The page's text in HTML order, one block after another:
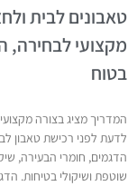
טאבונים לבית
מקצועי לבחירה,
בטוח
המדריך מציג בצורה
לדעת לפני רכישת טאבון
הדגמים, חומרי הבעירה,
שוטפת ושיקולי בטיחות.